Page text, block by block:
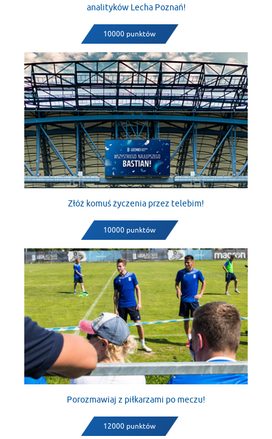
analityków Lecha Poznań!
10000 punktów
Złóż komuś życzenia przez telebim!
10000 punktów
Porozmawiaj z piłkarzami po meczu!
12000 punktów